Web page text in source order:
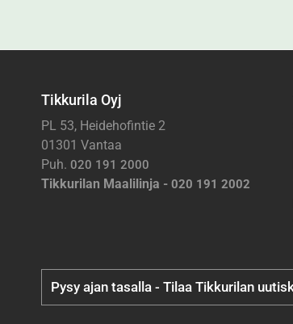
Tikkurila Oyj
PL 53, Heidehofintie 2
01301 Vantaa
Puh. 020 191 2000
Tikkurilan Maalilinja - 020 191 2002
Pysy ajan tasalla - Tilaa Tikkurilan